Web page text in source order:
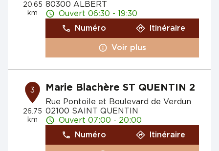
20.65
km
80300 ALBERT
Ouvert 06:30 - 19:30
Numéro
Itinéraire
Voir plus
3
26.75
km
Marie Blachère ST QUENTIN 2
Rue Pontoile et Boulevard de Verdun
02100 SAINT QUENTIN
Ouvert 07:00 - 20:00
Numéro
Itinéraire